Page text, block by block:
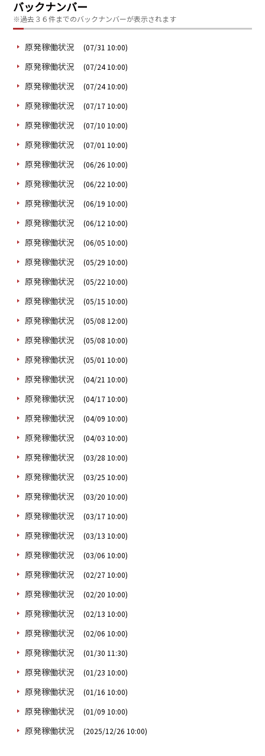
バックナンバー
※過去３６件までのバックナンバーが表示されます
原発稼働状況 (07/31 10:00)
原発稼働状況 (07/24 10:00)
原発稼働状況 (07/24 10:00)
原発稼働状況 (07/17 10:00)
原発稼働状況 (07/10 10:00)
原発稼働状況 (07/01 10:00)
原発稼働状況 (06/26 10:00)
原発稼働状況 (06/22 10:00)
原発稼働状況 (06/19 10:00)
原発稼働状況 (06/12 10:00)
原発稼働状況 (06/05 10:00)
原発稼働状況 (05/29 10:00)
原発稼働状況 (05/22 10:00)
原発稼働状況 (05/15 10:00)
原発稼働状況 (05/08 12:00)
原発稼働状況 (05/08 10:00)
原発稼働状況 (05/01 10:00)
原発稼働状況 (04/21 10:00)
原発稼働状況 (04/17 10:00)
原発稼働状況 (04/09 10:00)
原発稼働状況 (04/03 10:00)
原発稼働状況 (03/28 10:00)
原発稼働状況 (03/25 10:00)
原発稼働状況 (03/20 10:00)
原発稼働状況 (03/17 10:00)
原発稼働状況 (03/13 10:00)
原発稼働状況 (03/06 10:00)
原発稼働状況 (02/27 10:00)
原発稼働状況 (02/20 10:00)
原発稼働状況 (02/13 10:00)
原発稼働状況 (02/06 10:00)
原発稼働状況 (01/30 11:30)
原発稼働状況 (01/23 10:00)
原発稼働状況 (01/16 10:00)
原発稼働状況 (01/09 10:00)
原発稼働状況 (2025/12/26 10:00)